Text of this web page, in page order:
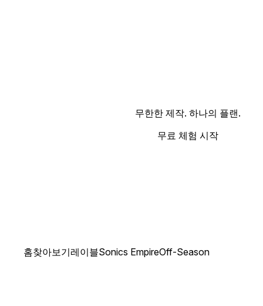
무한한 제작. 하나의 플랜.
무료 체험 시작
홈찾아보기레이블Sonics EmpireOff-Season